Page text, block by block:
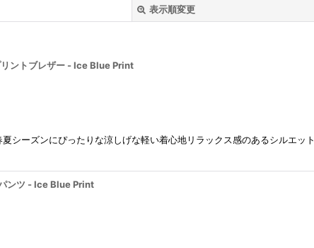
表示順変更
絞り込む
ントブレザー - Ice Blue Print
シーズンにぴったりな涼しげな軽い着心地リラックス感のあるシルエ
ンツ - Ice Blue Print